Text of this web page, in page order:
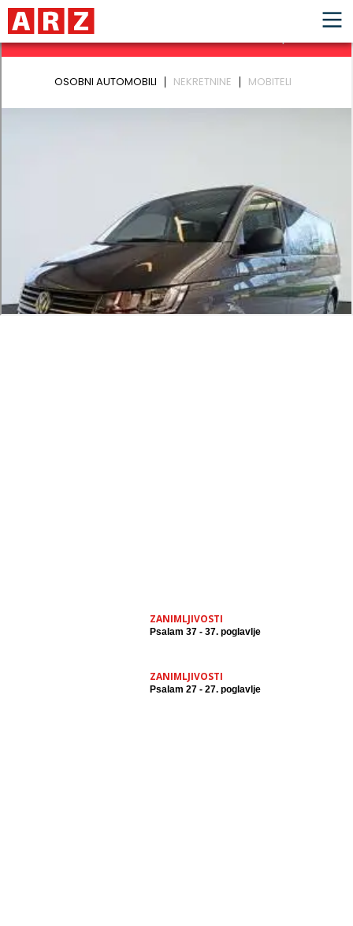
ZANIMLJIVOSTI
Psalam 37 - 37. poglavlje
ZANIMLJIVOSTI
Psalam 27 - 27. poglavlje